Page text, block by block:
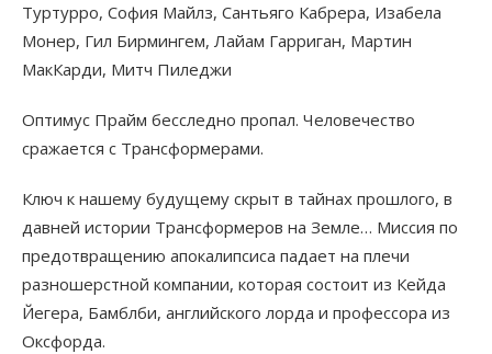
Туртурро, София Майлз, Сантьяго Кабрера, Изабела
Монер, Гил Бирмингем, Лайам Гарриган, Мартин
МакКарди, Митч Пиледжи
Оптимус Прайм бесследно пропал. Человечество
сражается с Трансформерами.
Ключ к нашему будущему скрыт в тайнах прошлого, в
давней истории Трансформеров на Земле… Миссия по
предотвращению апокалипсиса падает на плечи
разношерстной компании, которая состоит из Кейда
Йегера, Бамблби, английского лорда и профессора из
Оксфорда.